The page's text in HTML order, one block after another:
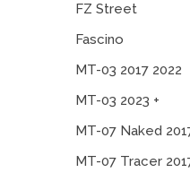
FZ Street
Fascino
MT-03 2017 2022
MT-03 2023 +
MT-07 Naked
MT-07 Tracer